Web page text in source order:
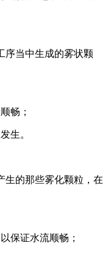
序当中生成的雾状颗
畅；
生。
生的那些雾化颗粒，在
保证水流顺畅；